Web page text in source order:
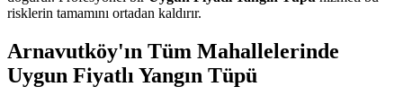
risklerin tamamını ortadan kaldırır.
Arnavutköy'ın Tüm Mahallelerinde
Uygun Fiyatlı Yangın Tüpü